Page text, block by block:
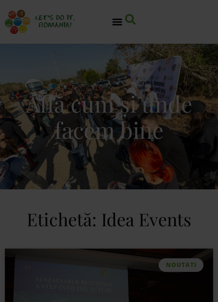
Află cum și unde
facem bine
Etichetă: Idea Events
NOUTATI